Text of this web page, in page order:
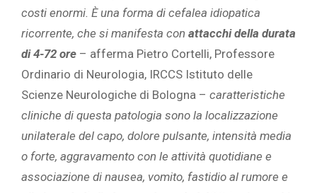
costi enormi. È una forma di cefalea idiopatica
ricorrente, che si manifesta con attacchi della durata
di 4-72 ore – afferma Pietro Cortelli, Professore
Ordinario di Neurologia, IRCCS Istituto delle
Scienze Neurologiche di Bologna – caratteristiche
cliniche di questa patologia sono la localizzazione
unilaterale del capo, dolore pulsante, intensità media
o forte, aggravamento con le attività quotidiane e
associazione di nausea, vomito, fastidio al rumore e